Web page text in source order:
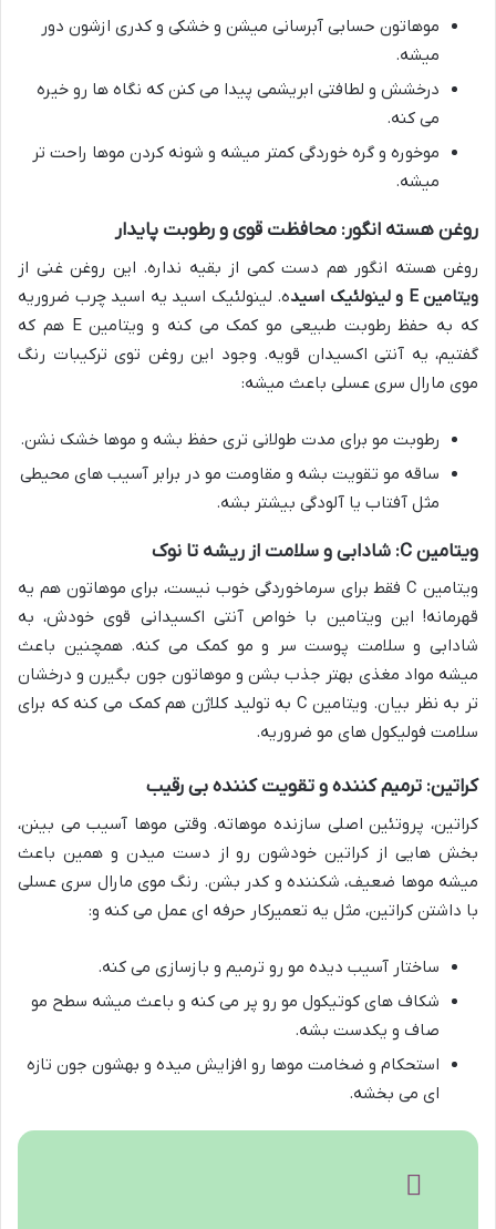
موهاتون حسابی آبرسانی میشن و خشکی و کدری ازشون دور
میشه.
درخشش و لطافتی ابریشمی پیدا می کنن که نگاه ها رو خیره
می کنه.
موخوره و گره خوردگی کمتر میشه و شونه کردن موها راحت تر
میشه.
روغن هسته انگور: محافظت قوی و رطوبت پایدار
روغن هسته انگور هم دست کمی از بقیه نداره. این روغن غنی از
ویتامین E و لینولئیک اسید
ه. لینولئیک اسید یه اسید چرب ضروریه
که به حفظ رطوبت طبیعی مو کمک می کنه و ویتامین E هم که
گفتیم، یه آنتی اکسیدان قویه. وجود این روغن توی ترکیبات رنگ
موی مارال سری عسلی باعث میشه:
رطوبت مو برای مدت طولانی تری حفظ بشه و موها خشک نشن.
ساقه مو تقویت بشه و مقاومت مو در برابر آسیب های محیطی
مثل آفتاب یا آلودگی بیشتر بشه.
ویتامین C: شادابی و سلامت از ریشه تا نوک
ویتامین C فقط برای سرماخوردگی خوب نیست، برای موهاتون هم یه
قهرمانه! این ویتامین با خواص آنتی اکسیدانی قوی خودش، به
شادابی و سلامت پوست سر و مو کمک می کنه. همچنین باعث
میشه مواد مغذی بهتر جذب بشن و موهاتون جون بگیرن و درخشان
تر به نظر بیان. ویتامین C به تولید کلاژن هم کمک می کنه که برای
سلامت فولیکول های مو ضروریه.
کراتین: ترمیم کننده و تقویت کننده بی رقیب
کراتین، پروتئین اصلی سازنده موهاته. وقتی موها آسیب می بینن،
بخش هایی از کراتین خودشون رو از دست میدن و همین باعث
میشه موها ضعیف، شکننده و کدر بشن. رنگ موی مارال سری عسلی
با داشتن کراتین، مثل یه تعمیرکار حرفه ای عمل می کنه و:
ساختار آسیب دیده مو رو ترمیم و بازسازی می کنه.
شکاف های کوتیکول مو رو پر می کنه و باعث میشه سطح مو
صاف و یکدست بشه.
استحکام و ضخامت موها رو افزایش میده و بهشون جون تازه
ای می بخشه.